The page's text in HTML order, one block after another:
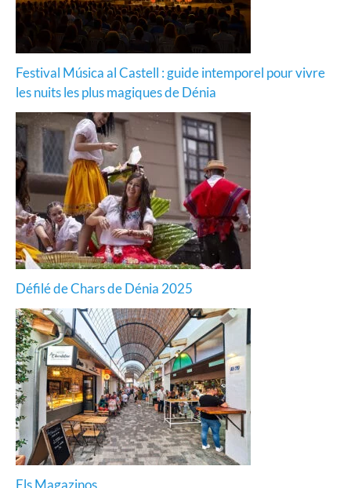
Festival Música al Castell : guide intemporel pour vivre
les nuits les plus magiques de Dénia
Défilé de Chars de Dénia 2025
Els Magazinos